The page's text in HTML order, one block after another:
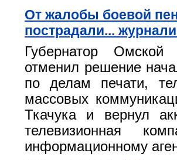
От жалобы боевой
пострадали...
Губернатор
отменил решение
по делам печати,
массовых
Ткачука и вернул
телевизионная
информационному